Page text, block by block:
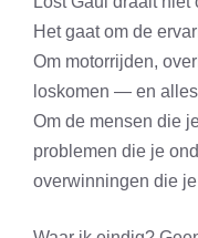
Het gaat om de
Om motorrijden,
loskomen — en
Om de mensen die
problemen die je
overwinningen die